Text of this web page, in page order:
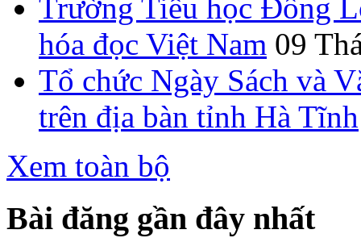
Trường Tiểu học Đồng
hóa đọc Việt Nam 09
Tổ chức Ngày Sách và
trên địa bàn tỉnh Hà Tĩnh
Xem toàn bộ
Bài đăng gần đây nhất